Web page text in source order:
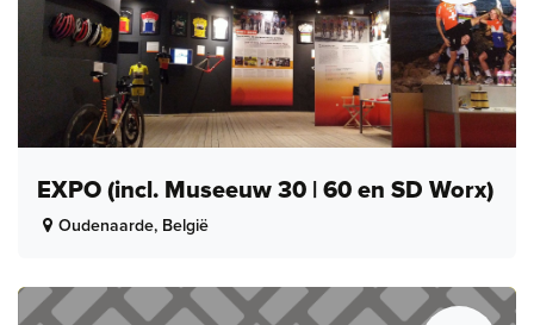
EXPO (incl. Museeuw 30 | 60 en SD Worx)
Oudenaarde, België